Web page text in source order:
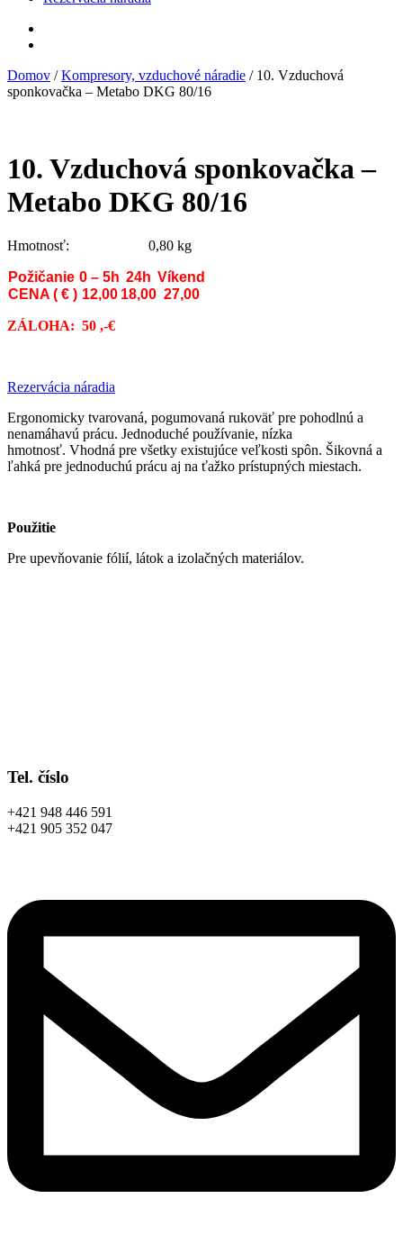
Domov /Kompresory, vzduchové náradie / 10. Vzduchová
sponkovačka – Metabo DKG 80/16
10. Vzduchová sponkovačka –
Metabo DKG 80/16
Hmotnosť: 0,80 kg
Požičanie 0 – 5h 24h Víkend
CENA ( € ) 12,00 18,00 27,00
ZÁLOHA: 50 ,-€
Rezervácia náradia
Ergonomicky tvarovaná, pogumovaná rukoväť pre pohodlnú a
nenamáhavú prácu. Jednoduché používanie, nízka
hmotnosť. Vhodná pre všetky existujúce veľkosti spôn. Šikovná a
ľahká pre jednoduchú prácu aj na ťažko prístupných miestach.
Použitie
Pre upevňovanie fólií, látok a izolačných materiálov.
Tel. číslo
+421 948 446 591
+421 905 352 047